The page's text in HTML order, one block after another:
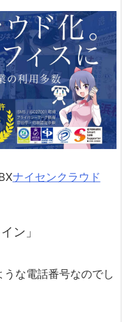
ナイセンクラウド
ン」
な電話番号なのでし